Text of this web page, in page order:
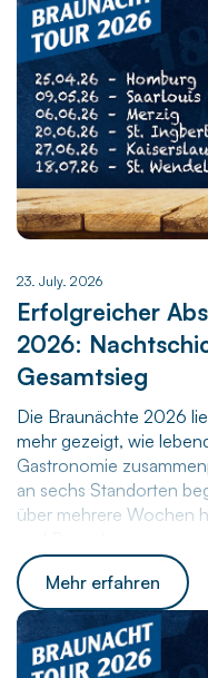
23. July. 2026
Erfolgreicher
2026:
Gesamtsieg
Die Braunächte 2026
mehr gezeigt, wie
Gastronomie
an sechs Standorten
über mehrere Wochen
Mit dem
in St. Wendel sind die
Ende gegangen. Nach
beliebte
Standorten Halt und
Mehr erfahren